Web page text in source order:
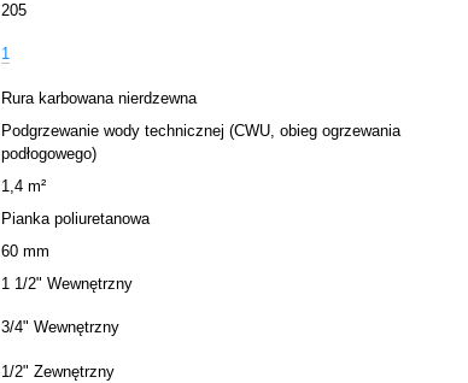
205
1
Rura karbowana nierdzewna
Podgrzewanie wody technicznej (CWU, obieg ogrzewania
podłogowego)
1,4 m²
Pianka poliuretanowa
60 mm
1 1/2" Wewnętrzny
3/4" Wewnętrzny
1/2" Zewnętrzny